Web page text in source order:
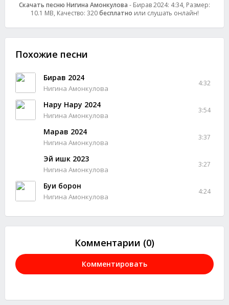
Скачать песню Нигина Амонкулова - Бирав 2024: 4:34, Размер:
10.1 MB, Качество: 320бесплатно или слушать онлайн!
Похожие песни
Бирав 2024
Нигина Амонкулова
4:32
Нару Нару 2024
Нигина Амонкулова
3:54
Марав 2024
Нигина Амонкулова
3:37
Эй ишк 2023
Нигина Амонкулова
3:27
Буи борон
Нигина Амонкулова
4:24
Комментарии (0)
Комментировать